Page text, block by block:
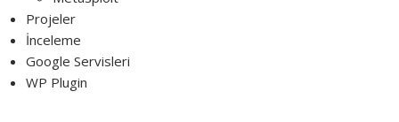
Projeler
İnceleme
Google Servisleri
WP Plugin